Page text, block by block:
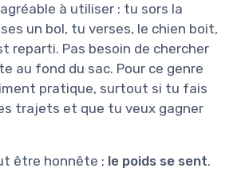
à utiliser : tu sors la
un bol, tu verses, le chien boit,
reparti. Pas besoin de chercher
au fond du sac. Pour ce genre
pratique, surtout si tu fais
trajets et que tu veux gagner
être honnête : le poids se sent.